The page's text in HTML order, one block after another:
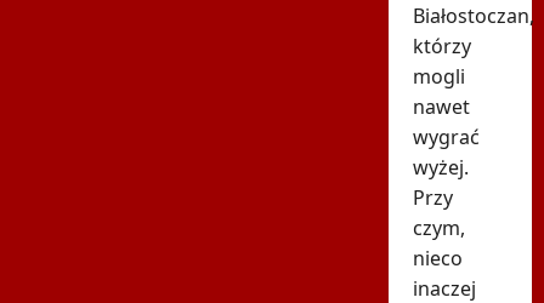
Białostoczan,
którzy
mogli
nawet
wygrać
wyżej.
Przy
czym,
nieco
inaczej